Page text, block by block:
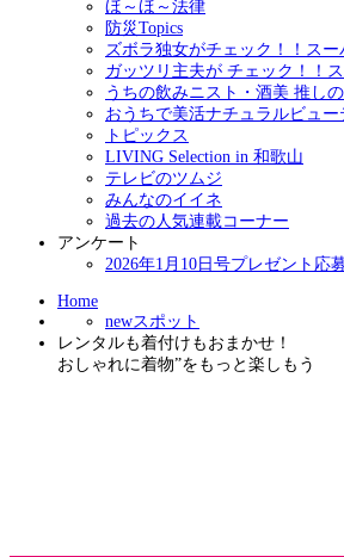
ほ～ほ～法律
防災Topics
ズボラ独女がチェック！！ス
ガッツリ主夫が チェック！！
うちの飲みニスト・酒美 推し
おうちで美活ナチュラルビュー
トピックス
LIVING Selection in 和歌山
テレビのツムジ
みんなのイイネ
過去の人気連載コーナー
アンケート
2026年1月10日号プレゼント応
Home
newスポット
レンタルも着付けもおまかせ！
おしゃれに着物”をもっと楽しもう